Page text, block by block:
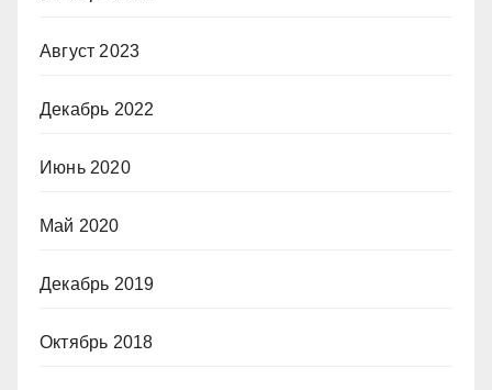
Август 2023
Декабрь 2022
Июнь 2020
Май 2020
Декабрь 2019
Октябрь 2018